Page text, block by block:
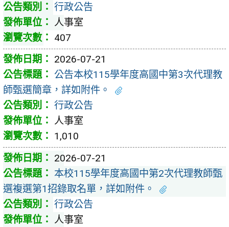
行政公告
人事室
407
2026-07-21
公告本校115學年度高國中第3次代理教
師甄選簡章，詳如附件。
行政公告
人事室
1,010
2026-07-21
本校115學年度高國中第2次代理教師甄
選複選第1招錄取名單，詳如附件。
行政公告
人事室